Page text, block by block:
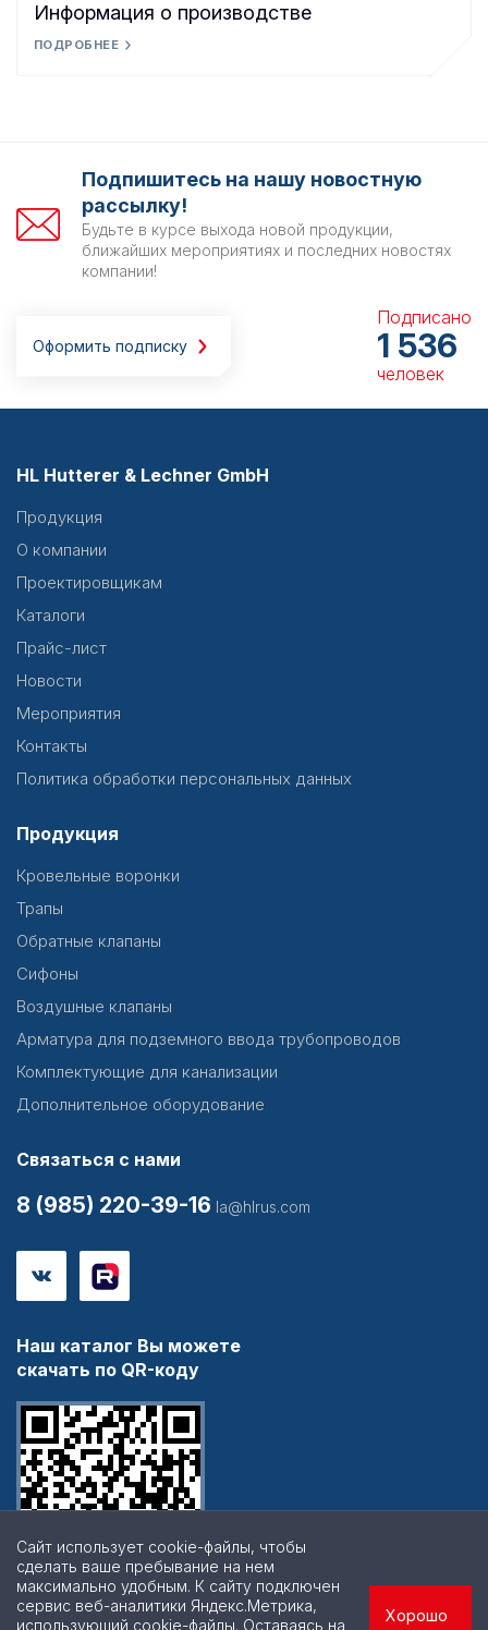
Информация о производстве
ПОДРОБНЕЕ
Подпишитесь на нашу новостную
рассылку!
Будьте в курсе выхода новой продукции,
ближайших мероприятиях и последних новостях
компании!
Оформить подписку
Подписано
1 536
человек
HL Hutterer & Lechner GmbH
Продукция
О компании
Проектировщикам
Каталоги
Прайс-лист
Новости
Мероприятия
Контакты
Политика обработки персональных данных
Продукция
Кровельные воронки
Трапы
Обратные клапаны
Сифоны
Воздушные клапаны
Арматура для подземного ввода трубопроводов
Комплектующие для канализации
Дополнительное оборудование
Связаться с нами
8 (985) 220-39-16 la@hlrus.com
Наш каталог Вы можете
скачать по QR-коду
Сайт использует cookie-файлы, чтобы
сделать ваше пребывание на нем
максимально удобным. К cайту подключен
сервис веб-аналитики Яндекс.Метрика,
использующий cookie-файлы. Оставаясь на
Хорошо